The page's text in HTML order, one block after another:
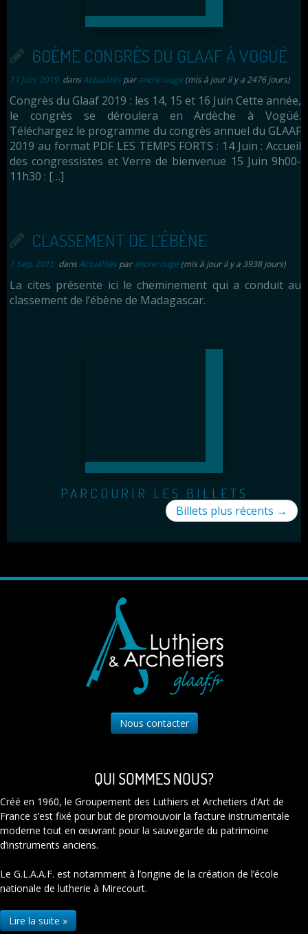
60ÈME CONGRÈS DU GLAAF À VOGÜÉ
11 Juin, 2019dansActualités parancrerouge (mis à jour il y a 2476 jours)
Congrès du Glaaf 2019 : les 14, 15 et 16 Juin Cette année,
le congrès se déroulera en Ardèche à Vogüé.
Téléchargez le programme du congrès annuel du GLAAF
2019 au format PDF LES TEMPS FORTS : 14 Juin : Accueil
des congressistes et Verre de bienvenue 15 Juin 9h00-
11h30 : […]
CLASSEMENT DE L’ÉBÈNE
1 Sep, 2015dansActualités parancrerouge (mis à jour il y a 3938 jours)
La cites présente ici le cheminement qui a conduit au
classement de l’ébène de Madagascar.
PARCOURIR LES BILLETS
Billets plus récents →
Nous contacter
QUI SOMMES NOUS?
Créé en 1960, le Groupement des Luthiers et Archetiers d’Art de
France s’est fixé pour but de promouvoir la facture instrumentale
moderne tout en œuvrant pour la sauvegarde du patrimoine
d’instruments anciens.
Le G.L.A.A.F. est notamment à l’origine de la création de l’école
nationale de lutherie à Mirecourt.
Lire la suite »